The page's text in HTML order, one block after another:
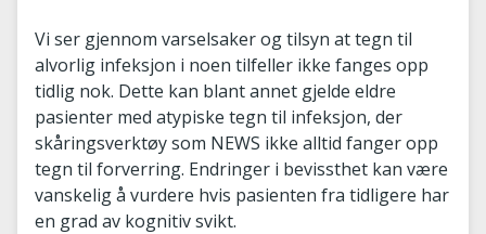
Vi ser gjennom varselsaker og tilsyn at tegn til
alvorlig infeksjon i noen tilfeller ikke fanges opp
tidlig nok. Dette kan blant annet gjelde eldre
pasienter med atypiske tegn til infeksjon, der
skåringsverktøy som NEWS ikke alltid fanger opp
tegn til forverring. Endringer i bevissthet kan være
vanskelig å vurdere hvis pasienten fra tidligere har
en grad av kognitiv svikt.